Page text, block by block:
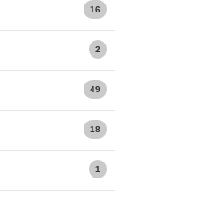
16
2
49
18
1